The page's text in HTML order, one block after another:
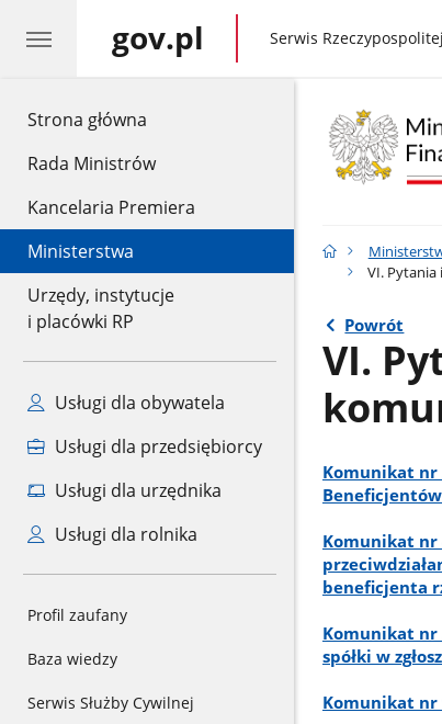
Strona główna
Rada Ministrów
Kancelaria Premiera
Ministerstwa
Urzędy, instytucje
i placówki RP
Usługi dla obywatela
Usługi dla przedsiębiorcy
Usługi dla urzędnika
Usługi dla rolnika
Profil zaufany
Baza wiedzy
Serwis Służby Cywilnej
gov.pl gov.pl
Serwis
VI.
Powrót
VI.
Komunikat nr
Komunikat
beneficjenta
Komunikat nr
spółki w
Komunikat nr